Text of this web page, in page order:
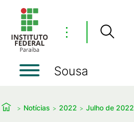
⋮
Sousa
Notícias 2022 Julho de 2022